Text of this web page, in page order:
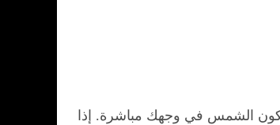
الشمس في وجهك مباشرة. إذا